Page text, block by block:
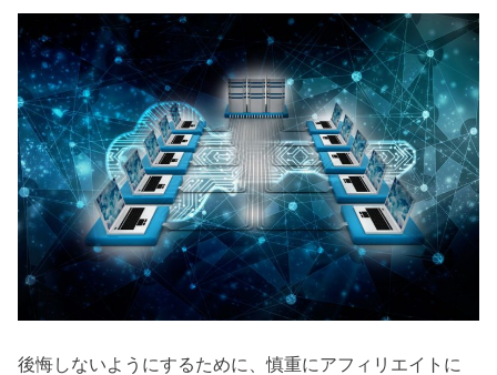
後悔しないようにするために、慎重にアフィリエイトに